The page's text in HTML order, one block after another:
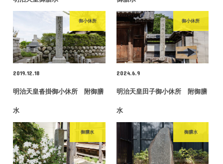
御小休所
2019.12.18
明治天皇沓掛御小休所 附御膳
水
御小休所
2024.6.9
明治天皇田子御小休所 附御膳
水
御膳水 御膳水